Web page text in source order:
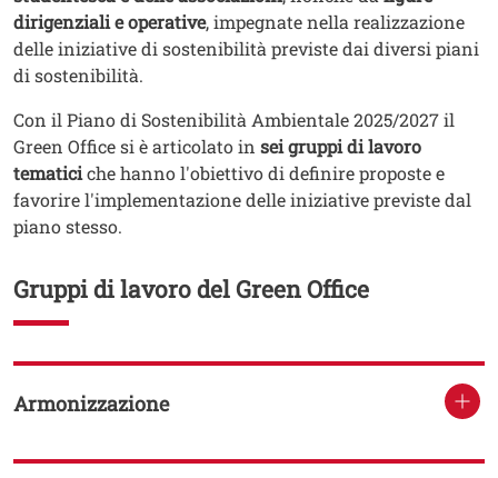
dirigenziali e operative, impegnate nella realizzazione
delle iniziative di sostenibilità previste dai diversi piani
di sostenibilità.
Con il Piano di Sostenibilità Ambientale 2025/2027 il
Green Office si è articolato in sei gruppi di lavoro
tematiciche hanno l'obiettivo di definire proposte e
favorire l'implementazione delle iniziative previste dal
piano stesso.
Gruppi di lavoro del Green Office
Armonizzazione